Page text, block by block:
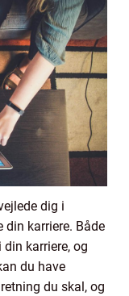
dig i
karriere. Både
karriere, og
du have
du skal, og